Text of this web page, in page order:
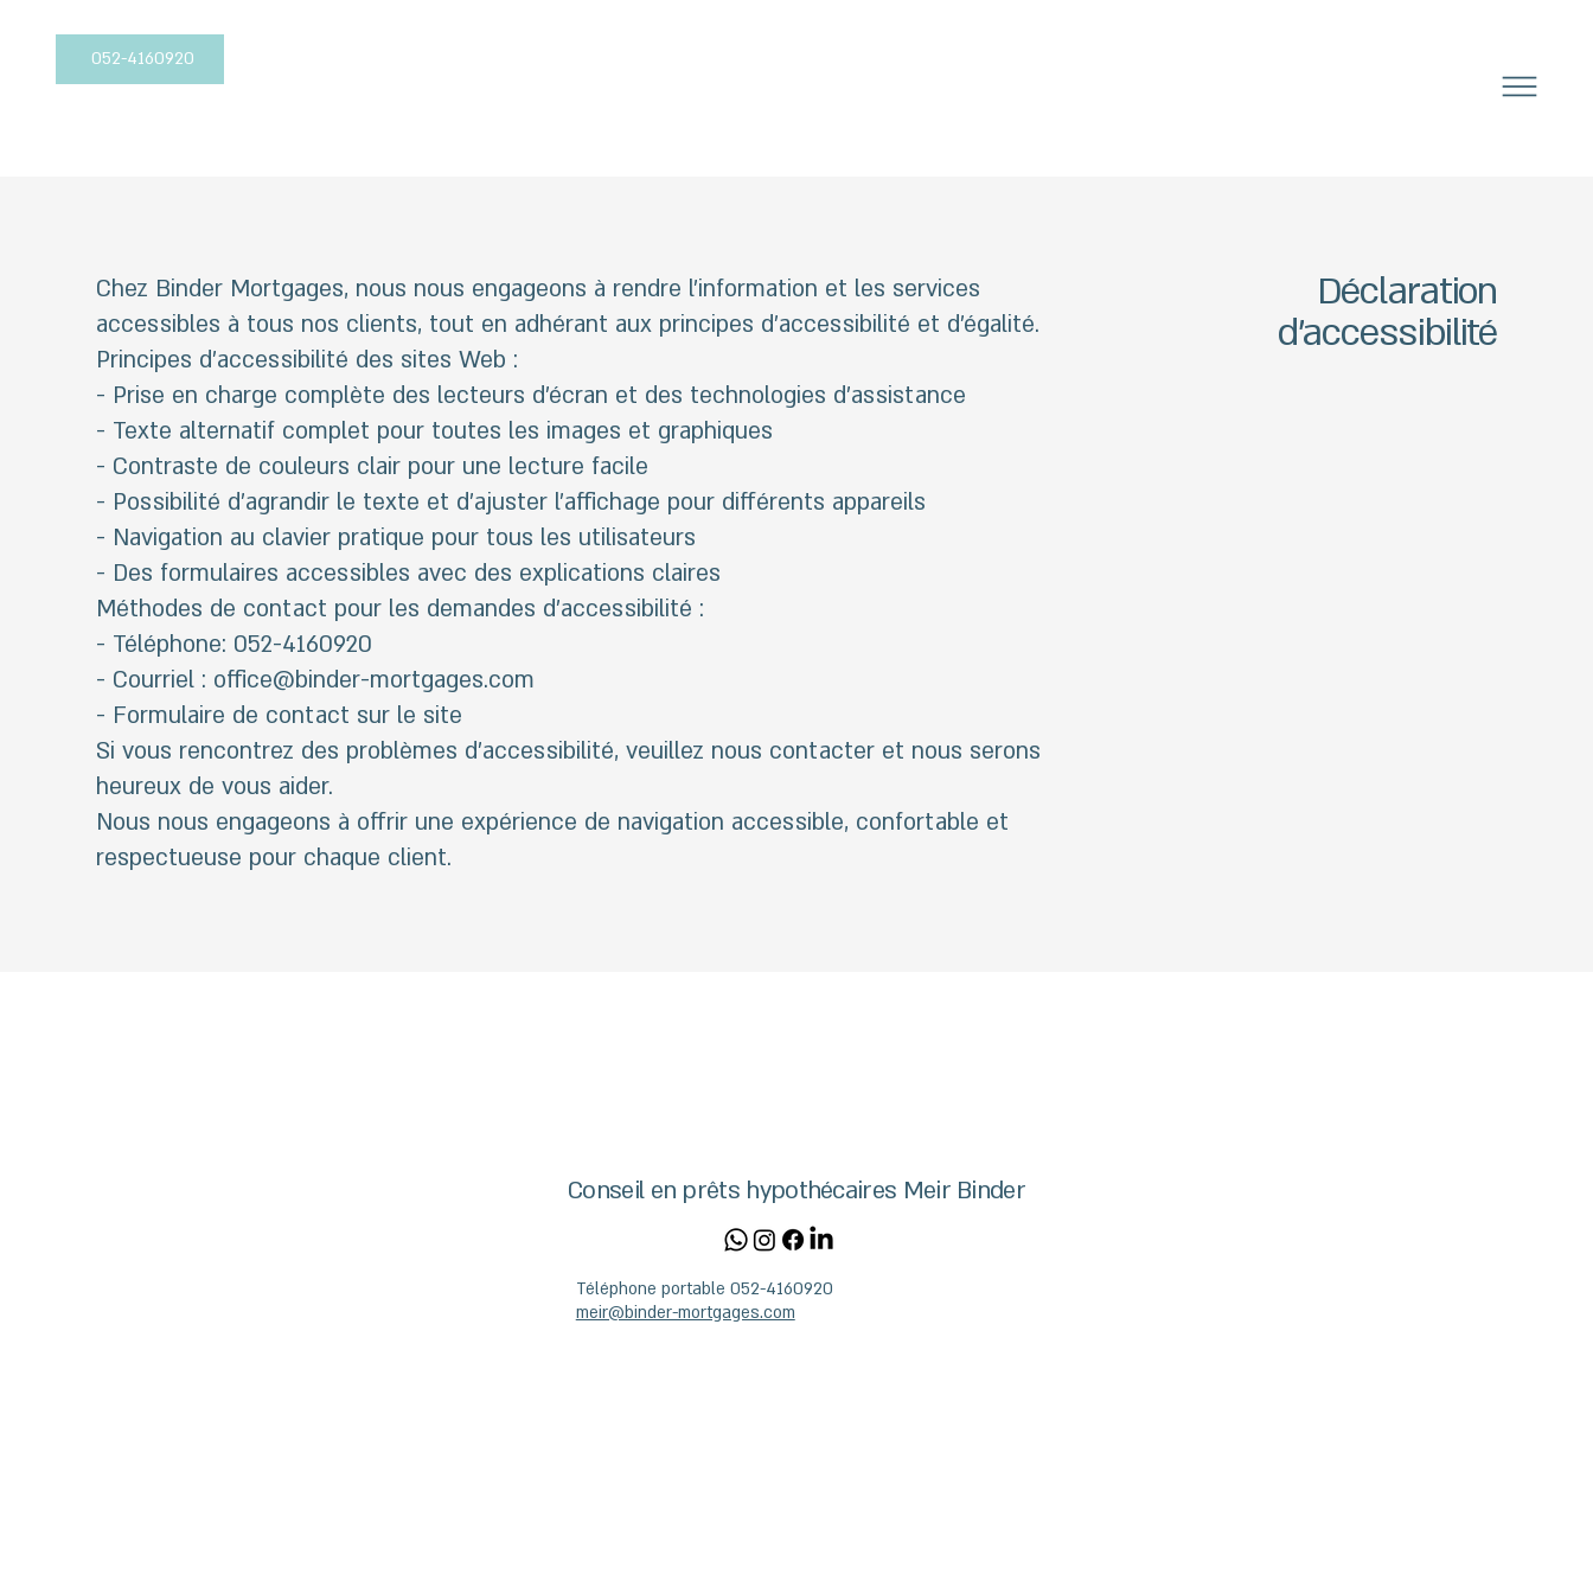
052-4160920
Déclaration
d'accessibilité
Chez Binder Mortgages, nous nous engageons à rendre l’information et les services
accessibles à tous nos clients, tout en adhérant aux principes d’accessibilité et d’égalité.
Principes d’accessibilité des sites Web :
- Prise en charge complète des lecteurs d'écran et des technologies d'assistance
- Texte alternatif complet pour toutes les images et graphiques
- Contraste de couleurs clair pour une lecture facile
- Possibilité d'agrandir le texte et d'ajuster l'affichage pour différents appareils
- Navigation au clavier pratique pour tous les utilisateurs
- Des formulaires accessibles avec des explications claires
Méthodes de contact pour les demandes d'accessibilité :
- Téléphone: 052-4160920
- Courriel : office@binder-mortgages.com
- Formulaire de contact sur le site
Si vous rencontrez des problèmes d'accessibilité, veuillez nous contacter et nous serons
heureux de vous aider.
Nous nous engageons à offrir une expérience de navigation accessible, confortable et
respectueuse pour chaque client.
Conseil en prêts hypothécaires Meir Binder
Téléphone portable 052-4160920
meir@binder-mortgages.com